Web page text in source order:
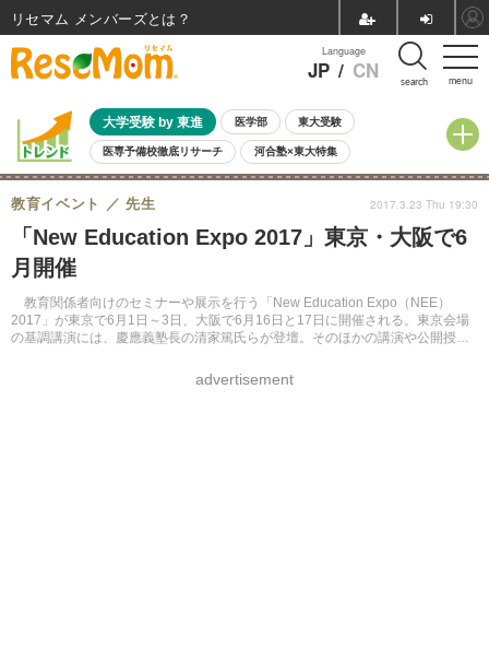
menu
Language
JP / CN search
大学受験 by 東進 医学部 東大受験
医専予備校徹底リサーチ 河合塾×東大特集
親子で考える大学選び 高校受験 中学受験 小学校受験
共通テスト 夏休み
8月開催イベント・WS 全国公立高校 過去問 人気記事
自由研究教材（小学生向け）
「New Education Expo 2017」東京・大阪で6
月開催
教育関係者向けのセミナーや展示を行う「New Education Expo（NEE）
2017」が東京で6月1日～3日、大阪で6月16日と17日に開催される。東京会場
の基調講演には、慶應義塾長の清家篤氏らが登壇。そのほかの講演や公開授業
教育イベント 先生
advertisement
2017.3.23 Thu 19:30
リセマム メンバーズ